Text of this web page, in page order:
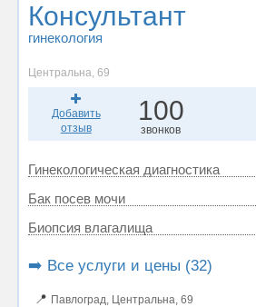
Консультант
гинекология
Центральна, 69
Добавить
отзыв
100
звонков
Гинекологическая диагностика
Бак посев мочи
Биопсия влагалища
➡️ Все услуги и цены (32)
📍 Павлоград, Центральна, 69